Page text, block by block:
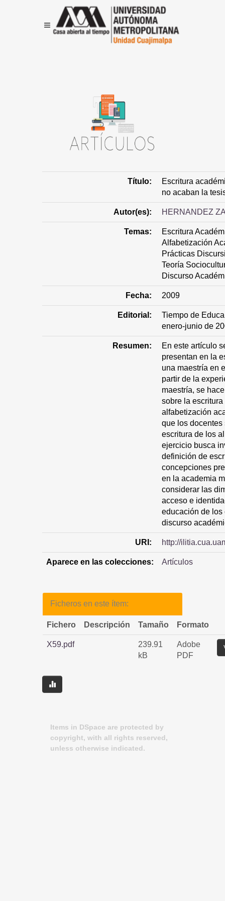
Título:
Escritura
no acaban la
Autor(es): HERNANDEZ
Temas:
Escritura
Alfabetización
Prácticas
Teoría
Discurso
Fecha: 2009
Editorial:
Tiempo de
enero-junio de
Resumen:
En este artículo
presentan en la
una maestría en
partir de la
maestría, se
sobre la
alfabetización
que los docentes
escritura de los
ejercicio busca
definición de
concepciones
en la academia
considerar las
acceso e
educación de los
discurso
URI: http://
Aparece en las colecciones: Artículos
Ficheros en este ítem:
Fichero Descripción Tamaño Formato
X59.pdf
239.91
kB
Adobe
PDF
Items in DSpace are protected by
copyright, with all rights reserved,
unless otherwise indicated.